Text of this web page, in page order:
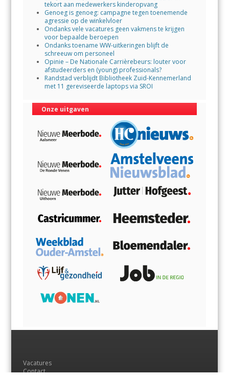
tekort aan medewerkers kinderopvang
Genoeg is genoeg: campagne tegen toenemende
agressie op de winkelvloer
Ondanks vele vacatures geen vakmens te krijgen
voor bepaalde beroepen
Ondanks toename WW-uitkeringen blijft de
schreeuw om personeel
Opinie – De Nationale Carrièrebeurs: louter voor
afstudeerders en (young) professionals?
Randstad verblijdt Bibliotheek Zuid-Kennemerland
met 11 gereviseerde laptops via SROI
Onze uitgaven
Vacatures
Contact